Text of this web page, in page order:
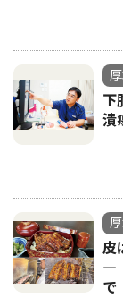
下
潰
皮
―
で